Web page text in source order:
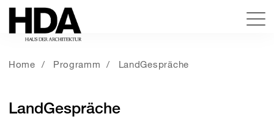
Home Programm LandGespräche
LandGespräche